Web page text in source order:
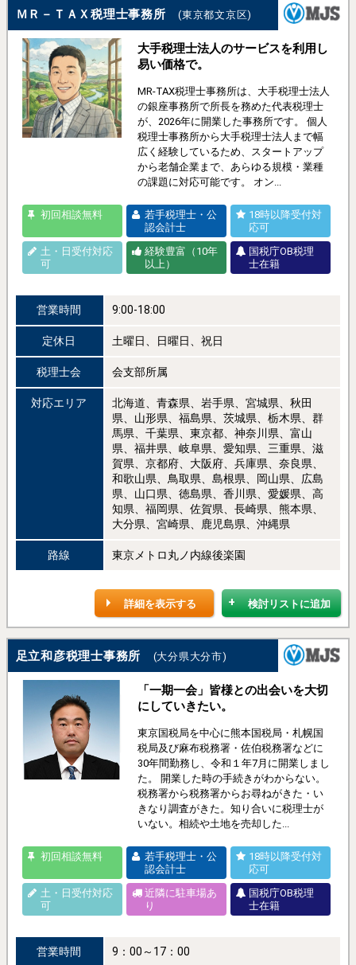
ＭＲ－ＴＡＸ税理士事務所 (東京都文京区)
大手税理士法人のサービスを利用し
易い価格で。
MR-TAX税理士事務所は、大手税理士法人
の銀座事務所で所長を務めた代表税理士
が、2026年に開業した事務所です。 個人
税理士事務所から大手税理士法人まで幅
広く経験しているため、スタートアップ
から老舗企業まで、あらゆる規模・業種
の課題に対応可能です。 オン...
初回相談無料
若手税理士・公
認会計士
18時以降受付対
応可
土・日受付対応
可
経験豊富（10年
以上）
国税庁OB税理
士在籍
営業時間 9:00-18:00
定休日 土曜日、日曜日、祝日
税理士会 会支部所属
対応エリア
北海道、青森県、岩手県、宮城県、秋田
県、山形県、福島県、茨城県、栃木県、群
馬県、千葉県、東京都、神奈川県、富山
県、福井県、岐阜県、愛知県、三重県、滋
賀県、京都府、大阪府、兵庫県、奈良県、
和歌山県、鳥取県、島根県、岡山県、広島
県、山口県、徳島県、香川県、愛媛県、高
知県、福岡県、佐賀県、長崎県、熊本県、
大分県、宮崎県、鹿児島県、沖縄県
路線 東京メトロ丸ノ内線後楽園
検討リストに追加
詳細を表示する
足立和彦税理士事務所 (大分県大分市)
「一期一会」皆様との出会いを大切
にしていきたい。
東京国税局を中心に熊本国税局・札幌国
税局及び麻布税務署・佐伯税務署などに
30年間勤務し、令和１年7月に開業しまし
た。 開業した時の手続きがわからない。
税務署から税務署からお尋ねがきた・い
きなり調査がきた。知り合いに税理士が
いない。相続や土地を売却した...
初回相談無料
若手税理士・公
認会計士
18時以降受付対
応可
土・日受付対応
可
近隣に駐車場あ
り
国税庁OB税理
士在籍
営業時間 9：00～17：00